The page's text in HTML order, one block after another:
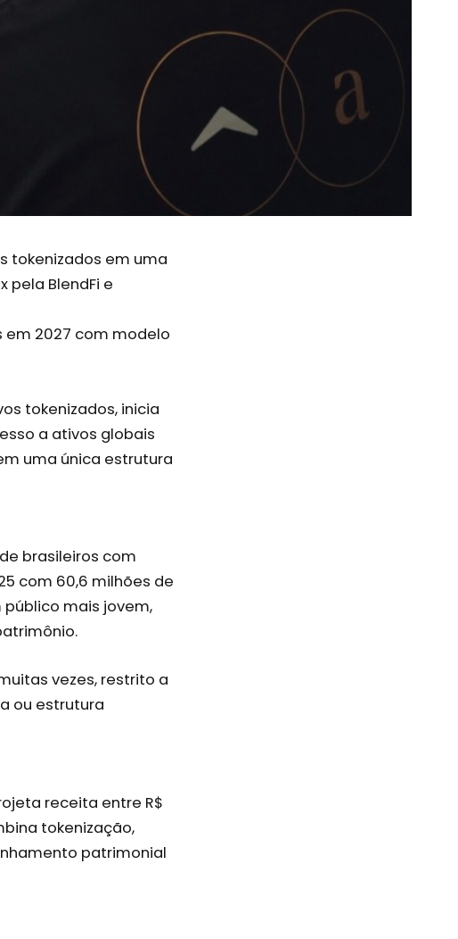
tokenizados em uma
pela BlendFi e
em 2027 com modelo
tokenizados, inicia
a ativos globais
uma única estrutura
brasileiros com
com 60,6 milhões de
mais jovem,
vezes, restrito a
ou estrutura
receita entre R$
tokenização,
patrimonial